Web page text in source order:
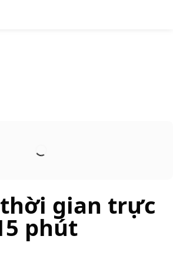
gian trực
phút